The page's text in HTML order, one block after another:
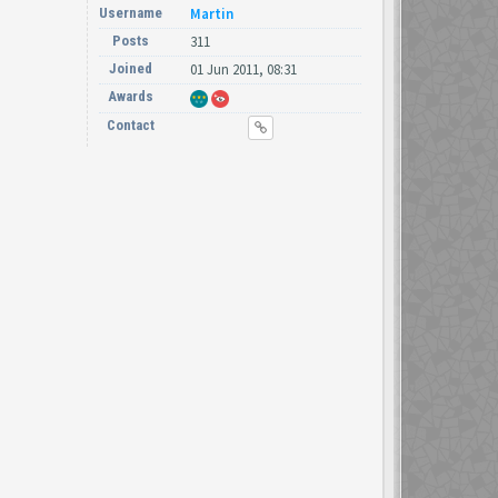
Username Martin
Posts 311
Joined 01 Jun 2011, 08:31
Awards
Contact